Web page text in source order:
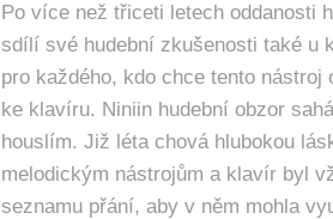
Po více než třiceti letech oddanosti
sdílí své hudební zkušenosti také u
pro každého, kdo chce tento nástroj
ke klavíru. Niniin hudební obzor
houslím. Již léta chová hlubokou
melodickým nástrojům a klavír byl
seznamu přání, aby v něm mohla